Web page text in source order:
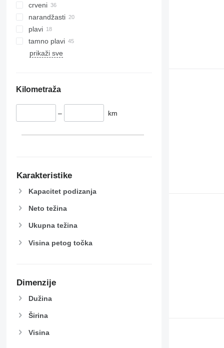
crveni
narandžasti
plavi
tamno plavi
prikaži sve
Kilometraža
– km
Karakteristike
Kapacitet podizanja
Neto težina
Ukupna težina
Visina petog točka
Dimenzije
Dužina
Širina
Visina